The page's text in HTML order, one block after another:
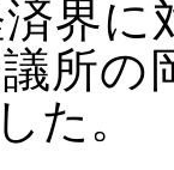
界に
所の
た。